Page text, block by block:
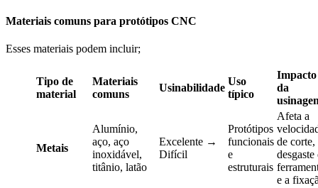
Materiais comuns para protótipos CNC
Esses materiais podem incluir;
Tipo de
material
Materiais
comuns
Usinabilidade
Uso
típico
Impacto
da
Metais
Alumínio,
aço, aço
inoxidável,
titânio, latão
Excelente →
Difícil
Protótipos
funcionais
e
estruturais
Afeta a
de corte,
desgaste
e a